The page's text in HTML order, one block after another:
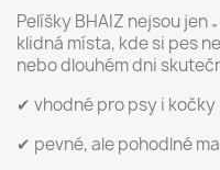
Pelíšky BHAIZ nejsou jen
klidná místa, kde si pes
nebo dlouhém dni
✔ vhodné pro psy i kočky
✔ pevné, ale pohodlné